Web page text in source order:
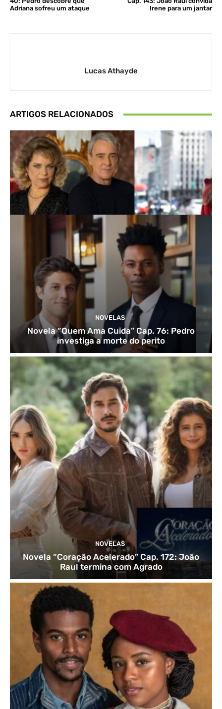
Adriana sofreu um ataque
Irene para um jantar
Lucas Athayde
ARTIGOS RELACIONADOS
NOVELAS
Novela “Quem Ama Cuida” Cap. 76: Pedro
investiga a morte do perito
NOVELAS
Novela “Coração Acelerado” Cap. 172: João
Raul termina com Agrado